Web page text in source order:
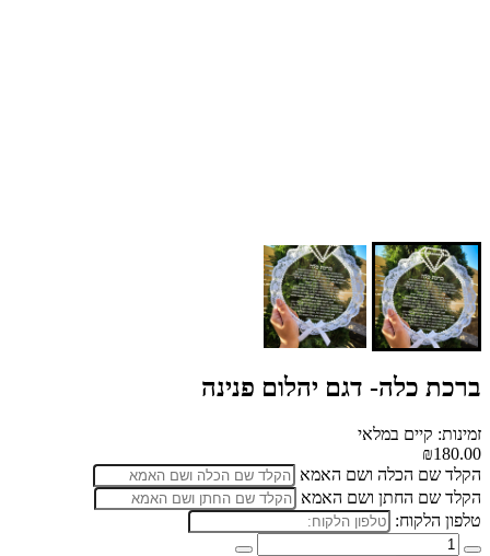
ברכת כלה- דגם יהלום פנינה
זמינות: קיים במלאי
₪180.00
הקלד שם הכלה ושם האמא
הקלד שם החתן ושם האמא
טלפון הלקוח: